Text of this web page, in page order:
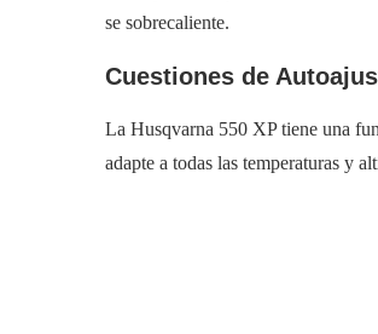
se sobrecaliente.
Cuestiones de
La Husqvarna 550 XP tiene una
adapte a todas las temperaturas y